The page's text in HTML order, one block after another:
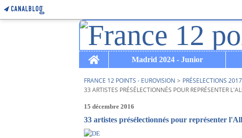
Home
Madrid 2024 - Junior
FRANCE 12 POINTS - EUROVISION > PRÉSELECTIONS 2017
33 ARTISTES PRÉSÉLECTIONNÉS POUR REPRÉSENTER
15 décembre 2016
33 artistes présélectionnés pour représenter